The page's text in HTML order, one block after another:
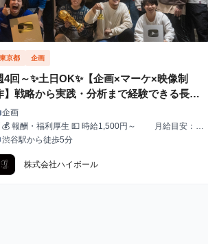
東京都 企画
4回～✨️土日OK✨️【企画×マーケ×映像制
】戦略から実践・分析まで経験できる長期
ンターン！
種
企画
与
💰 報酬・福利厚生 💵 時給1,500円～ 月給目安：20
0,000円〜300,000円 ✅ スキル・実績に応じて昇給あ
🔹 家賃補助（最大3万円/月） ┗ 渋谷周辺に住んでい
る or 住む予定のメンバーを対象に支給！ 📚️休学中の希
寄駅
渋谷駅から徒歩5分
株式会社ハイボール